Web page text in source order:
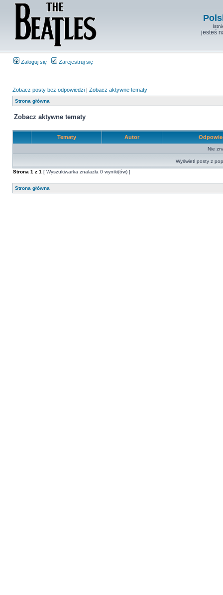
jesteś
Zaloguj się Zarejestruj się
Zobacz posty bez odpowiedzi | Zobacz aktywne tematy
Strona główna
Zobacz aktywne tematy
Tematy Autor
Nie
Wyświetl posty z
Strona 1 z 1 [ Wyszukiwarka znalazła 0 wyniki(ów) ]
Strona główna